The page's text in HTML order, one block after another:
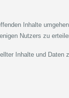
Inhalte
Nutzers zu
Inhalte und Daten